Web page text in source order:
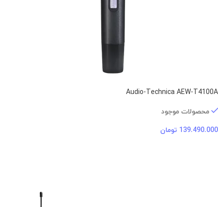
Audio-Technica AEW-T4100A
محصولات موجود
139.490.000 تومان